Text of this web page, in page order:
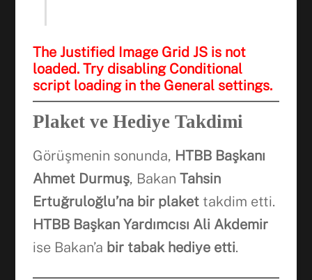
The Justified Image Grid JS is not
loaded. Try disabling Conditional
script loading in the General settings.
Plaket ve Hediye Takdimi
Görüşmenin sonunda, HTBB Başkanı
Ahmet Durmuş, Bakan Tahsin
Ertuğruloğlu’na bir plakettakdim etti.
HTBB Başkan Yardımcısı Ali Akdemir
ise Bakan’a bir tabak hediye etti.